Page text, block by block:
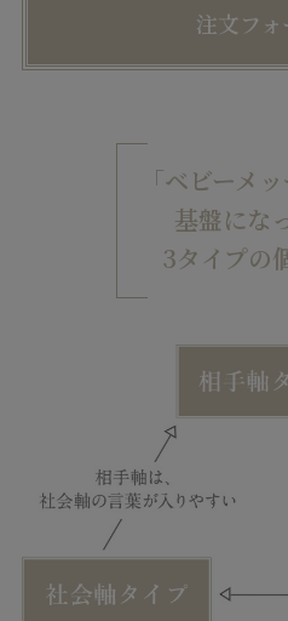
注文フ
「ベビーメ
基盤にな
3タイプの